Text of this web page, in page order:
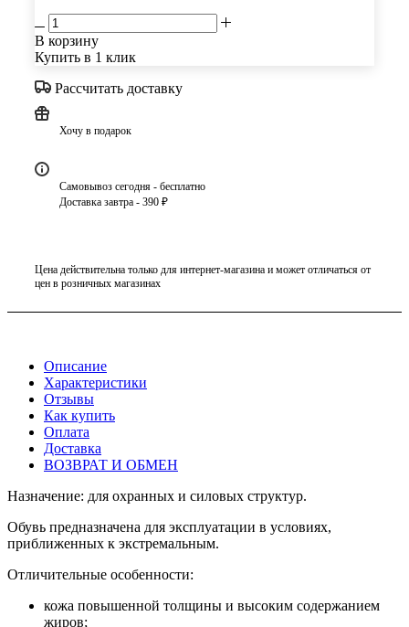
В корзину
Купить в 1 клик
Рассчитать доставку
Хочу в подарок
Самовывоз сегодня - бесплатно
Доставка завтра - 390 ₽
Цена действительна только для интернет-магазина и может отличаться от
цен в розничных магазинах
Описание
Характеристики
Отзывы
Как купить
Оплата
Доставка
ВОЗВРАТ И ОБМЕН
Назначение: для охранных и силовых структур.
Обувь предназначена для эксплуатации в условиях,
приближенных к экстремальным.
Отличительные особенности:
кожа повышенной толщины и высоким содержанием
жиров;